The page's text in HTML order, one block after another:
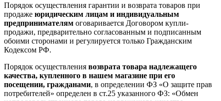
Порядок осуществления гарантии и возврата товаров при
продаже юридическим лицам и индивидуальным
предпринимателям оговаривается Договором купли-
продажи, предварительно согласованным и подписанным
обоими сторонами и регулируется только Гражданским
Кодексом РФ.
Порядок осуществления возврата товара надлежащего
качества, купленного в нашем магазине при его
посещении, гражданами, в определении ФЗ «О защите прав
потребителей» определен в ст.25 указанного ФЗ: «Обмен